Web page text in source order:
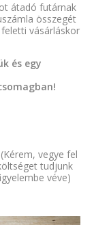
átadó futárnak
összegét
vásárláskor
és egy
vegye fel
tudjunk
véve)